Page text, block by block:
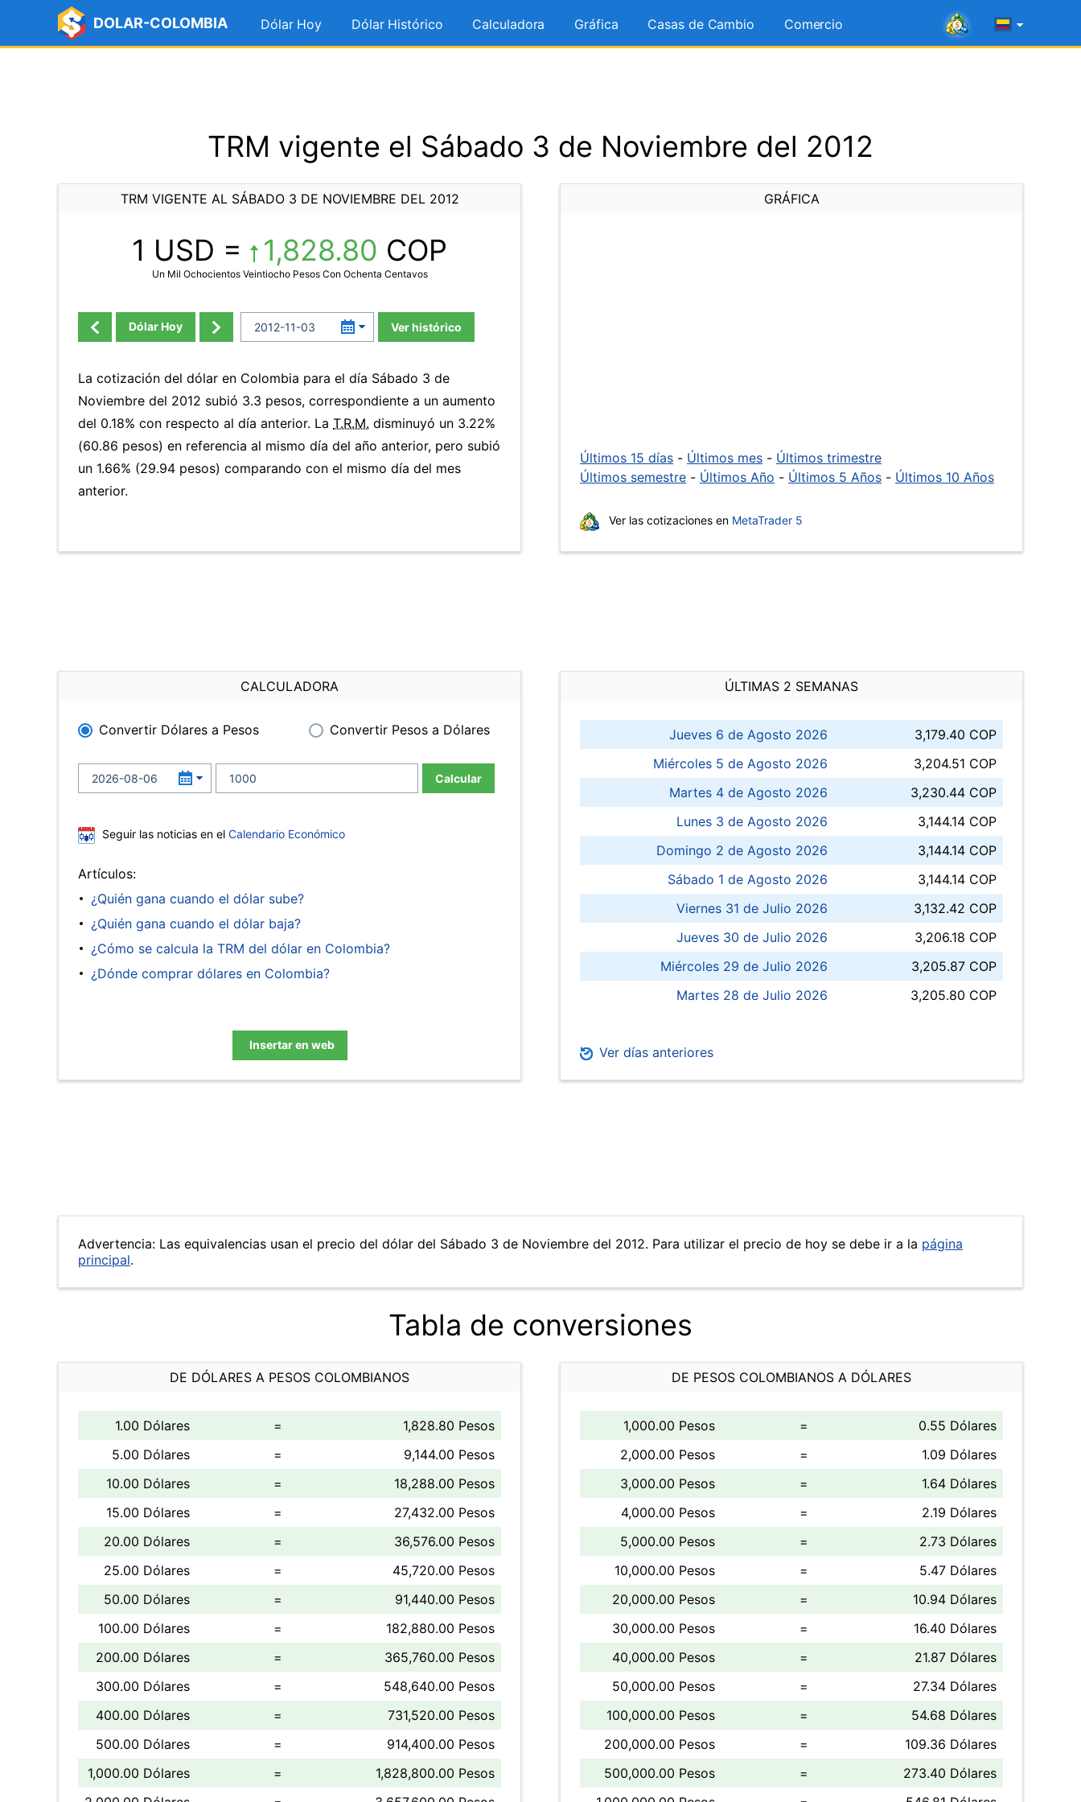
DOLAR-COLOMBIA Dólar Hoy Dólar Histórico Calculadora Gráfica Casas de Cambio Comercio
TRM vigente el Sábado 3 de Noviembre del 2012
TRM VIGENTE AL SÁBADO 3 DE NOVIEMBRE DEL 2012
1 USD = 1,828.80 COP
Un Mil Ochocientos Veintiocho Pesos Con Ochenta Centavos
Dólar Hoy Ver histórico
La cotización del dólar en Colombia para el día Sábado 3 de
Noviembre del 2012 subió 3.3 pesos, correspondiente a un aumento
del 0.18% con respecto al día anterior. La T.R.M. disminuyó un 3.22%
(60.86 pesos) en referencia al mismo día del año anterior, pero subió
un 1.66% (29.94 pesos) comparando con el mismo día del mes
anterior.
GRÁFICA
Últimos 15 días - Últimos mes - Últimos trimestre
Últimos semestre - Últimos Año - Últimos 5 Años - Últimos 10 Años
Ver las cotizaciones en MetaTrader 5
CALCULADORA
Convertir Dólares a Pesos Convertir Pesos a Dólares
Calcular
Seguir las noticias en el Calendario Económico
Artículos:
¿Quién gana cuando el dólar sube?
¿Quién gana cuando el dólar baja?
¿Cómo se calcula la TRM del dólar en Colombia?
¿Dónde comprar dólares en Colombia?
Insertar en web
ÚLTIMAS 2 SEMANAS
Jueves 6 de Agosto 2026
3,179.40 COP
Miércoles 5 de Agosto 2026
3,204.51 COP
Martes 4 de Agosto 2026
3,230.44 COP
Lunes 3 de Agosto 2026
3,144.14 COP
Domingo 2 de Agosto 2026
3,144.14 COP
Sábado 1 de Agosto 2026
3,144.14 COP
Viernes 31 de Julio 2026
3,132.42 COP
Jueves 30 de Julio 2026
3,206.18 COP
Miércoles 29 de Julio 2026
3,205.87 COP
Martes 28 de Julio 2026
3,205.80 COP
Ver días anteriores
Advertencia: Las equivalencias usan el precio del dólar del Sábado 3 de Noviembre del 2012. Para utilizar el precio de hoy se debe ir a la página
principal.
Tabla de conversiones
DE DÓLARES A PESOS COLOMBIANOS
1.00 Dólares =
1,828.80 Pesos
5.00 Dólares
=
9,144.00 Pesos
10.00 Dólares
=
18,288.00 Pesos
15.00 Dólares
=
27,432.00 Pesos
20.00 Dólares
=
36,576.00 Pesos
25.00 Dólares
=
45,720.00 Pesos
50.00 Dólares
=
91,440.00 Pesos
100.00 Dólares
=
182,880.00 Pesos
200.00 Dólares
=
365,760.00 Pesos
300.00 Dólares
=
548,640.00 Pesos
400.00 Dólares
=
731,520.00 Pesos
500.00 Dólares
=
914,400.00 Pesos
1,000.00 Dólares
=
1,828,800.00 Pesos
DE PESOS COLOMBIANOS A DÓLARES
1,000.00 Pesos =
0.55 Dólares
2,000.00 Pesos
=
1.09 Dólares
3,000.00 Pesos
=
1.64 Dólares
4,000.00 Pesos
=
2.19 Dólares
5,000.00 Pesos
=
2.73 Dólares
10,000.00 Pesos
=
5.47 Dólares
20,000.00 Pesos
=
10.94 Dólares
30,000.00 Pesos
=
16.40 Dólares
40,000.00 Pesos
=
21.87 Dólares
50,000.00 Pesos
=
27.34 Dólares
100,000.00 Pesos
=
54.68 Dólares
200,000.00 Pesos
=
109.36 Dólares
500,000.00 Pesos
=
273.40 Dólares